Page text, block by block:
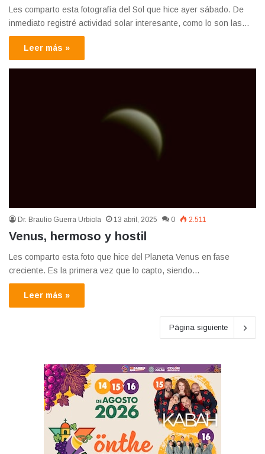
Les comparto esta fotografía del Sol que hice ayer sábado. De
inmediato registré actividad solar interesante, como lo son las…
Leer más »
Dr. Braulio Guerra Urbiola 13 abril, 2025 0 2.511
Venus, hermoso y hostil
Les comparto esta foto que hice del Planeta Venus en fase
creciente. Es la primera vez que lo capto, siendo…
Leer más »
Página siguiente